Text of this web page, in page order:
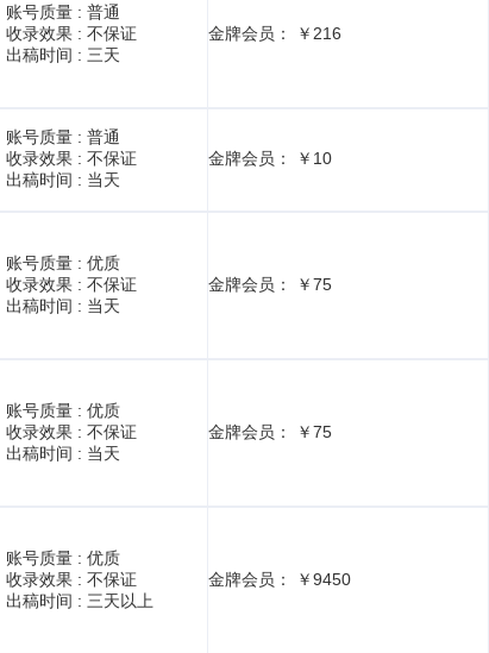
账号质量 : 普通
收录效果 : 不保证
出稿时间 : 三天
金牌会员： ￥216
账号质量 : 普通
收录效果 : 不保证
出稿时间 : 当天
金牌会员： ￥10
账号质量 : 优质
收录效果 : 不保证
出稿时间 : 当天
金牌会员： ￥75
账号质量 : 优质
收录效果 : 不保证
出稿时间 : 当天
金牌会员： ￥75
账号质量 : 优质
收录效果 : 不保证
出稿时间 : 三天以上
金牌会员： ￥9450